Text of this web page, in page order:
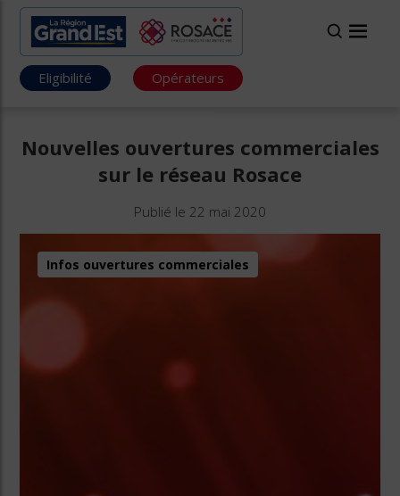
Eligibilité Opérateurs
Nouvelles ouvertures commerciales
sur le réseau Rosace
Publié le 22 mai 2020
Infos ouvertures commerciales